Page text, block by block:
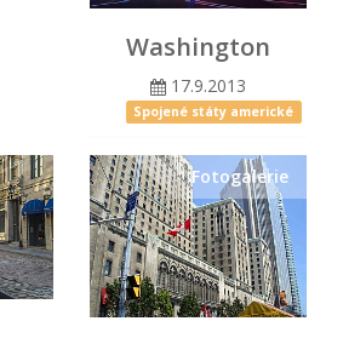
Washington
17.9.2013
Spojené státy americké
Fotogalerie